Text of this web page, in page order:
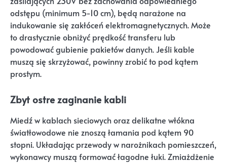
odstępu (minimum 5-10 cm), będą narażone na
indukowanie się zakłóceń elektromagnetycznych. Może
to drastycznie obniżyć prędkość transferu lub
powodować gubienie pakietów danych. Jeśli kable
muszą się skrzyżować, powinny zrobić to pod kątem
prostym.
Zbyt ostre zaginanie kabli
Miedź w kablach sieciowych oraz delikatne włókna
światłowodowe nie znoszą łamania pod kątem 90
stopni. Układając przewody w narożnikach pomieszczeń,
wykonawcy muszą formować łagodne łuki. Zmiażdżenie